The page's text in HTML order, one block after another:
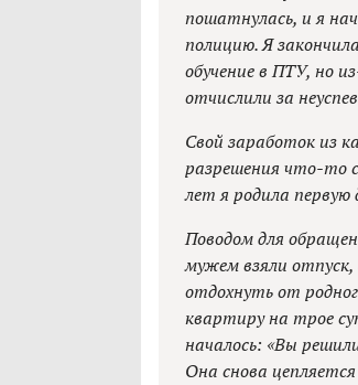
пошатнулась, и я
полицию. Я
обучение в ПТУ, но
отчислили за
Свой заработок из
разрешения что-то
лет я родила
Поводом для
мужем взяли отпуск,
отдохнуть от
квартиру на трое
началось: «Вы
Она снова